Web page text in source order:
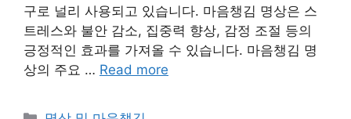
구로 널리 사용되고 있습니다. 마음챙김 명상은 스
트레스와 불안 감소, 집중력 향상, 감정 조절 등의
긍정적인 효과를 가져올 수 있습니다. 마음챙김 명
상의 주요 … Read more
Categories